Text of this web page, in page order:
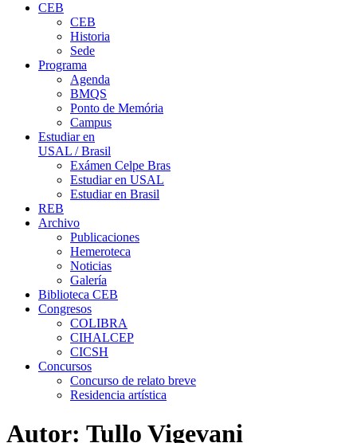
CEB
CEB
Historia
Sede
Programa
Agenda
BMQS
Ponto de Memória
Campus
Estudiar en
USAL / Brasil
Exámen Celpe Bras
Estudiar en USAL
Estudiar en Brasil
REB
Archivo
Publicaciones
Hemeroteca
Noticias
Galería
Biblioteca CEB
Congresos
COLIBRA
CIHALCEP
CICSH
Concursos
Concurso de relato breve
Residencia artística
Autor: Tullo Vigevani